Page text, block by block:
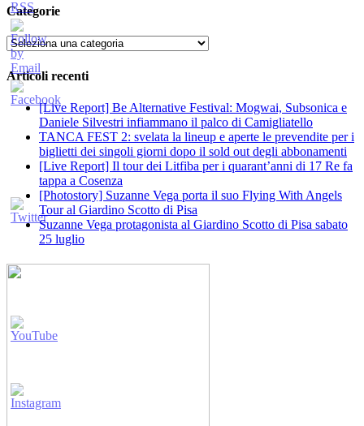
Categorie
Categorie
Articoli recenti
[Live Report] Be Alternative Festival: Mogwai, Subsonica e
Daniele Silvestri infiammano il palco di Camigliatello
TANCA FEST 2: svelata la lineup e aperte le prevendite per i
biglietti dei singoli giorni dopo il sold out degli abbonamenti
[Live Report] Il tour dei Litfiba per i quarant’anni di 17 Re fa
tappa a Cosenza
[Photostory] Suzanne Vega porta il suo Flying With Angels
Tour al Giardino Scotto di Pisa
Suzanne Vega protagonista al Giardino Scotto di Pisa sabato
25 luglio